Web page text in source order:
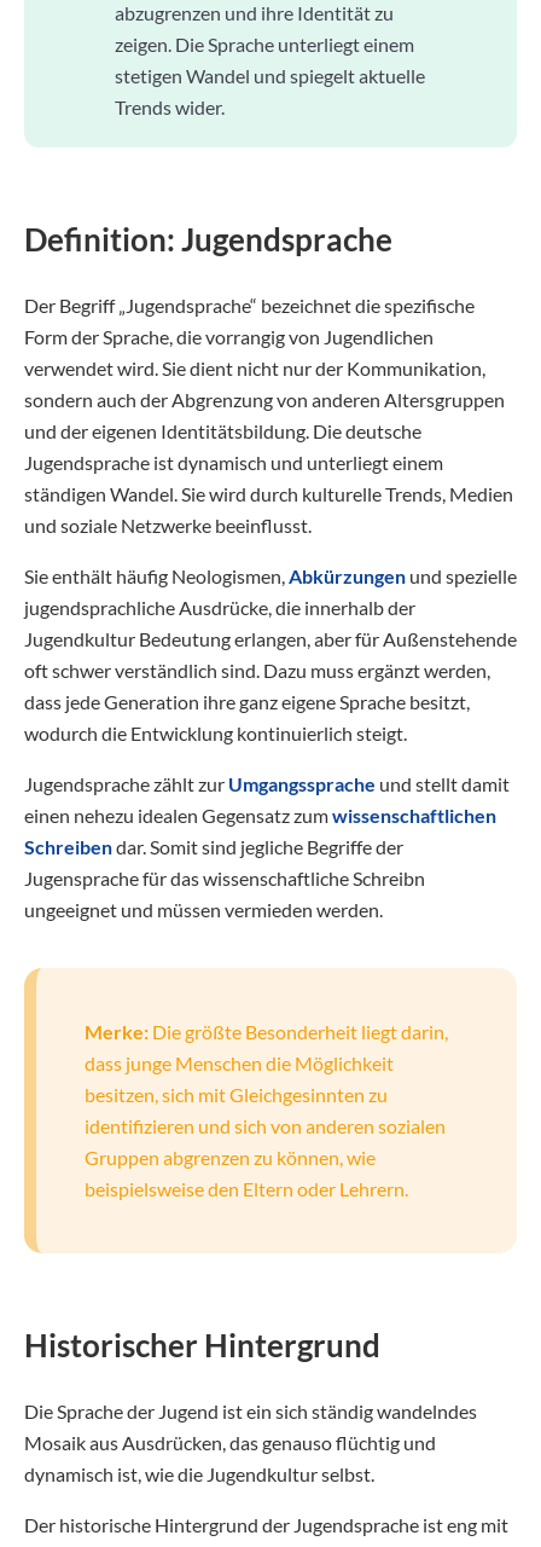
abzugrenzen und ihre Identität zu
zeigen. Die Sprache unterliegt einem
stetigen Wandel und spiegelt aktuelle
Trends wider.
Definition: Jugendsprache
Der Begriff „Jugendsprache“ bezeichnet die spezifische
Form der Sprache, die vorrangig von Jugendlichen
verwendet wird. Sie dient nicht nur der Kommunikation,
sondern auch der Abgrenzung von anderen Altersgruppen
und der eigenen Identitätsbildung. Die deutsche
Jugendsprache ist dynamisch und unterliegt einem
ständigen Wandel. Sie wird durch kulturelle Trends, Medien
und soziale Netzwerke beeinflusst.
Sie enthält häufig Neologismen,Abkürzungen und spezielle
jugendsprachliche Ausdrücke, die innerhalb der
Jugendkultur Bedeutung erlangen, aber für Außenstehende
oft schwer verständlich sind. Dazu muss ergänzt werden,
dass jede Generation ihre ganz eigene Sprache besitzt,
wodurch die Entwicklung kontinuierlich steigt.
Jugendsprache zählt zur Umgangssprache und stellt damit
einen nehezu idealen Gegensatz zumwissenschaftlichen
Schreibendar. Somit sind jegliche Begriffe der
Jugensprache für das wissenschaftliche Schreibn
ungeeignet und müssen vermieden werden.
Merke: Die größte Besonderheit liegt darin,
dass junge Menschen die Möglichkeit
besitzen, sich mit Gleichgesinnten zu
identifizieren und sich von anderen sozialen
Gruppen abgrenzen zu können, wie
beispielsweise den Eltern oder Lehrern.
Historischer Hintergrund
Die Sprache der Jugend ist ein sich ständig wandelndes
Mosaik aus Ausdrücken, das genauso flüchtig und
dynamisch ist, wie die Jugendkultur selbst.
Der historische Hintergrund der Jugendsprache ist eng mit